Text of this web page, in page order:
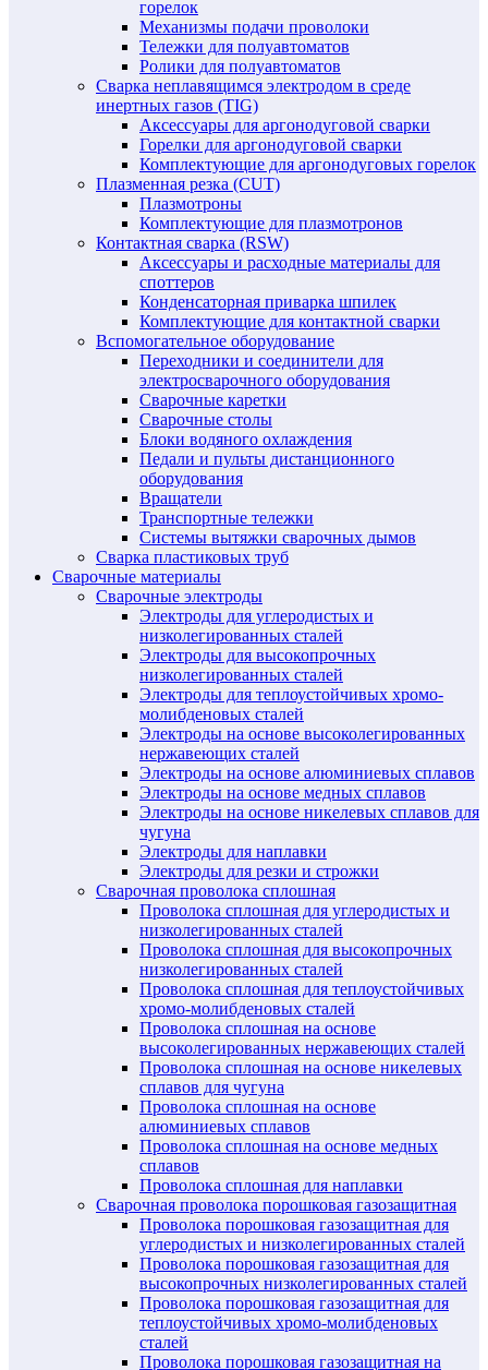
горелок
Механизмы подачи проволоки
Тележки для полуавтоматов
Ролики для полуавтоматов
Сварка неплавящимся электродом в среде
инертных газов (TIG)
Аксессуары для аргонодуговой сварки
Горелки для аргонодуговой сварки
Комплектующие для аргонодуговых горелок
Плазменная резка (CUT)
Плазмотроны
Комплектующие для плазмотронов
Контактная сварка (RSW)
Аксессуары и расходные материалы для
споттеров
Конденсаторная приварка шпилек
Комплектующие для контактной сварки
Вспомогательное оборудование
Переходники и соединители для
электросварочного оборудования
Сварочные каретки
Сварочные столы
Блоки водяного охлаждения
Педали и пульты дистанционного
оборудования
Вращатели
Транспортные тележки
Системы вытяжки сварочных дымов
Сварка пластиковых труб
Сварочные материалы
Сварочные электроды
Электроды для углеродистых и
низколегированных сталей
Электроды для высокопрочных
низколегированных сталей
Электроды для теплоустойчивых хромо-
молибденовых сталей
Электроды на основе высоколегированных
нержавеющих сталей
Электроды на основе алюминиевых сплавов
Электроды на основе медных сплавов
Электроды на основе никелевых сплавов для
чугуна
Электроды для наплавки
Электроды для резки и строжки
Сварочная проволока сплошная
Проволока сплошная для углеродистых и
низколегированных сталей
Проволока сплошная для высокопрочных
низколегированных сталей
Проволока сплошная для теплоустойчивых
хромо-молибденовых сталей
Проволока сплошная на основе
высоколегированных нержавеющих сталей
Проволока сплошная на основе никелевых
сплавов для чугуна
Проволока сплошная на основе
алюминиевых сплавов
Проволока сплошная на основе медных
сплавов
Проволока сплошная для наплавки
Сварочная проволока порошковая газозащитная
Проволока порошковая газозащитная для
углеродистых и низколегированных сталей
Проволока порошковая газозащитная для
высокопрочных низколегированных сталей
Проволока порошковая газозащитная для
теплоустойчивых хромо-молибденовых
сталей
Проволока порошковая газозащитная на